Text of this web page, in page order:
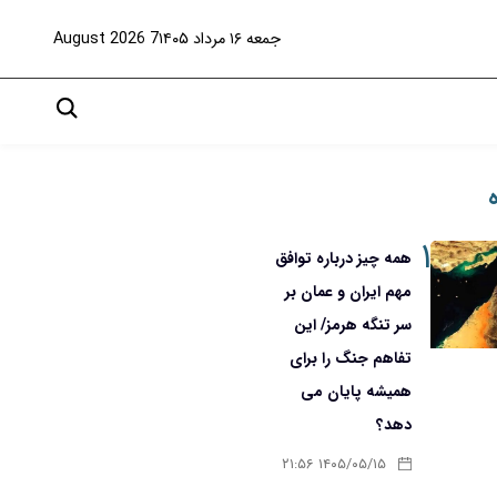
جمعه ۱۶ مرداد ۱۴۰۵ 7 August 2026
۱ همه چیز درباره توافق
مهم ایران و عمان بر
سر تنگه هرمز/ این
تفاهم جنگ را برای
همیشه پایان می
دهد؟
۱۴۰۵/۰۵/۱۵ ۲۱:۵۶